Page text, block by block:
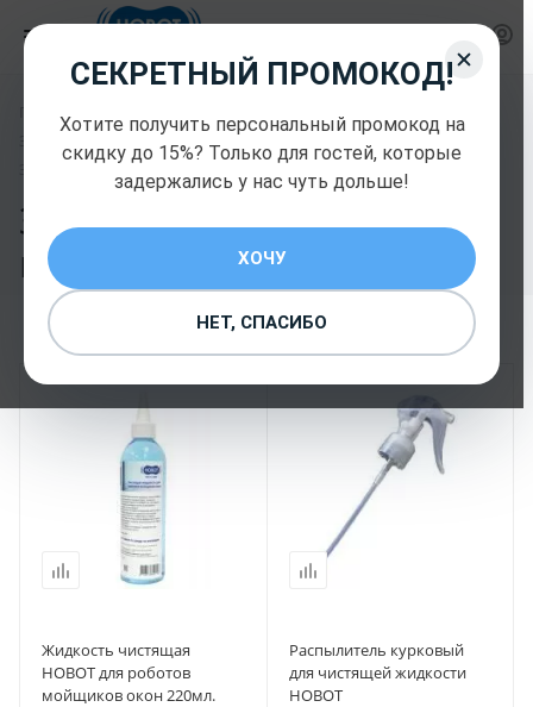
Главная Запчасти и комплектующие Hobot
Запчасти и комплектующие Hobot
Запчасти и комплектующие Hobot
Запчасти и
комплектующие Hobot
11
Жидкость чистящая
HOBOT для роботов
мойщиков окон 220мл.
Распылитель курковый
для чистящей жидкости
HOBOT
СЕКРЕТНЫЙ ПРОМОКОД!
Хотите получить персональный промокод на
скидку до 15%? Только для гостей, которые
задержались у нас чуть дольше!
ХОЧУ
НЕТ, СПАСИБО